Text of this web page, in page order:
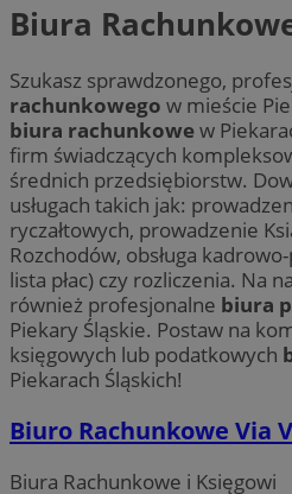
Biura
Szukasz sprawdzonego,
rachunkowego w mieście
biura rachunkowew
firm świadczących
średnich przedsiębiorstw.
usługach takich jak:
ryczałtowych, prowadzenie
Rozchodów, obsługa
lista płac) czy rozliczenia. Na
również profesjonalne biura
Piekary Śląskie. Postaw na
księgowych lub podatkowych
Piekarach Śląskich!
Biuro Rachunkowe Via
Biura Rachunkowe i Księgowi